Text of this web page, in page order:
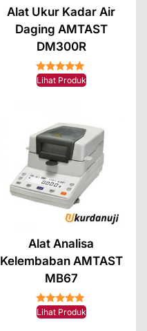
Alat Ukur Kadar Air
Daging AMTAST
DM300R
★★★★★
Lihat Produk
Alat Analisa
Kelembaban AMTAST
MB67
★★★★★
Lihat Produk